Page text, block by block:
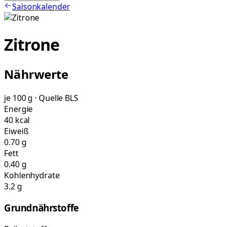
Saisonkalender
Zitrone
Nährwerte
je 100 g · Quelle BLS
Energie
40 kcal
Eiweiß
0.70 g
Fett
0.40 g
Kohlenhydrate
3.2 g
Grundnährstoffe